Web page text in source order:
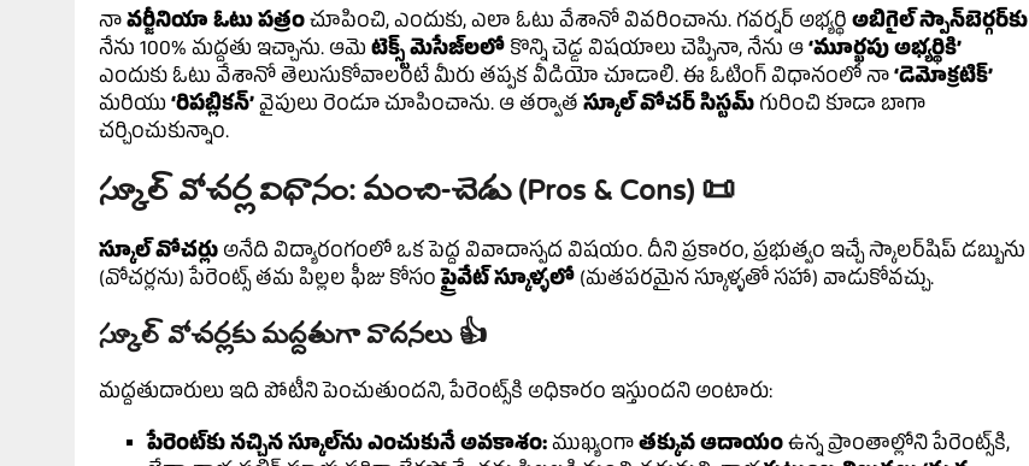
నావర్జీనియా ఓటు పత్రంచూపించి, ఎందుకు, ఎలా ఓటు వేశానో వివరించాను. గవర్నర్ అభ్యర్థి అబిగైల్ స్పాన్‌బెర్గర్‌కు
నేను 100% మద్దతు ఇచ్చాను. ఆమె టెక్స్ట్ మెసేజ్‌లలో కొన్ని చెడ్డ విషయాలు చెప్పినా, నేను ఆ‘మూర్ఖపు అభ్యర్థికి’
ఎందుకు ఓటు వేశానో తెలుసుకోవాలంటే మీరు తప్పక వీడియో చూడాలి. ఈ ఓటింగ్ విధానంలో నా‘డెమోక్రటిక్’
మరియు ‘రిపబ్లికన్’వైపులు రెండూ చూపించాను. ఆ తర్వాత స్కూల్ వోచర్ సిస్టమ్ గురించి కూడా బాగా
చర్చించుకున్నాం.
స్కూల్ వోచర్ల విధానం: మంచి-చెడు (Pros & Cons) 📜
స్కూల్ వోచర్లు అనేది విద్యారంగంలో ఒక పెద్ద వివాదాస్పద విషయం. దీని ప్రకారం, ప్రభుత్వం ఇచ్చే స్కాలర్‌షిప్‌ డబ్బును
(వోచర్లను) పేరెంట్స్ తమ పిల్లల ఫీజు కోసంప్రైవేట్ స్కూళ్ళలో (మతపరమైన స్కూళ్ళతో సహా) వాడుకోవచ్చు.
స్కూల్ వోచర్లకు మద్దతుగా వాదనలు 👍
మద్దతుదారులు ఇది పోటీని పెంచుతుందని, పేరెంట్స్‌కి అధికారం ఇస్తుందని అంటారు:
పేరెంట్‌కు నచ్చిన స్కూల్‌ను ఎంచుకునే అవకాశం:ముఖ్యంగాతక్కువ ఆదాయంఉన్న ప్రాంతాల్లోని పేరెంట్స్‌కి,